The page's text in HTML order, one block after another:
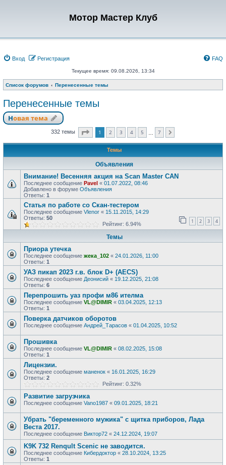
Мотор Мастер Клуб
Вход Регистрация FAQ
Текущее время: 09.08.2026, 13:34
Список форумов Перенесенные темы
Перенесенные темы
Новая тема
332 темы Страница из
1 2 3 4 5 7
Темы
Объявления
Внимание! Весенняя акция на Scan Master CAN
Последнее сообщение Pavel « 01.07.2022, 08:46
Добавлено в форуме Объявления
Ответы: 1
Статья по работе со Скан-тестером
Последнее сообщение Vlenor « 15.11.2015, 14:29
Ответы: 50 1 2 3 4
Рейтинг: 6.94%
Темы
Приора утечка
Последнее сообщение жека_102 « 24.01.2026, 11:00
Ответы: 1
УАЗ пикап 2023 г.в. блок D+ (AECS)
Последнее сообщение Деонисий « 19.12.2025, 21:08
Ответы: 6
Перепрошить уаз профи м86 ителма
Последнее сообщение VL@DIMIR « 03.04.2025, 12:13
Ответы: 1
Поверка датчиков оборотов
Последнее сообщение Андрей_Тарасов « 01.04.2025, 10:52
Прошивка
Последнее сообщение VL@DIMIR « 08.02.2025, 15:08
Ответы: 1
Лицензии.
Последнее сообщение маненок « 16.01.2025, 16:29
Ответы: 2
Рейтинг: 0.32%
Развитие загрузчика
Последнее сообщение Vano1987 « 09.01.2025, 18:21
Убрать "беременного мужика" с щитка приборов, Лада
Веста 2017.
Последнее сообщение Виктор72 « 24.12.2024, 19:07
K9K 732 Renqult Scenic не заводится.
Последнее сообщение Кибердоктор « 28.10.2024, 13:25
Ответы: 1